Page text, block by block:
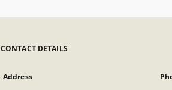
CONTACT DETAILS
Address